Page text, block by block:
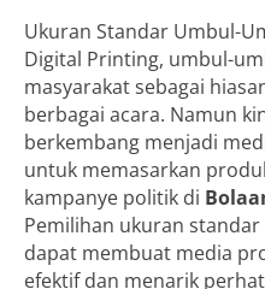
Ukuran Standar Umbul-
Digital Printing, umbul-
masyarakat sebagai
berbagai acara. Namun
berkembang menjadi
untuk memasarkan
kampanye politik di
Pemilihan ukuran
dapat membuat media
efektif dan menarik